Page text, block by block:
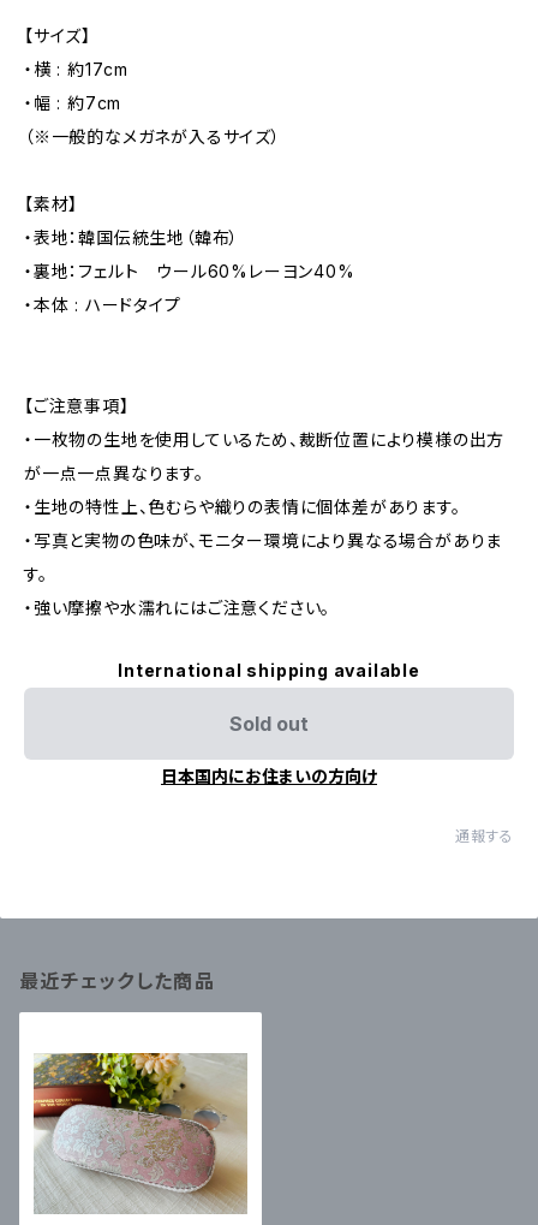
【サイズ】
・横 : 約17cm
・幅 : 約7cm
（※一般的なメガネが入るサイズ）
【素材】
・表地：韓国伝統生地（韓布）
・裏地：フェルト ウール60%レーヨン40%
・本体 : ハードタイプ
【ご注意事項】
・一枚物の生地を使用しているため、裁断位置により模様の出方
が一点一点異なります。
・生地の特性上、色むらや織りの表情に個体差があります。
・写真と実物の色味が、モニター環境により異なる場合がありま
す。
・強い摩擦や水濡れにはご注意ください。
International shipping available
Sold out
日本国内にお住まいの方向け
通報する
最近チェックした商品